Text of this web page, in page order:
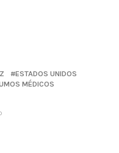
ESTADOS UNIDOS
MÉDICOS